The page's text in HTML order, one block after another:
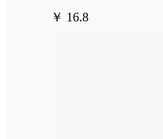
￥ 16.8